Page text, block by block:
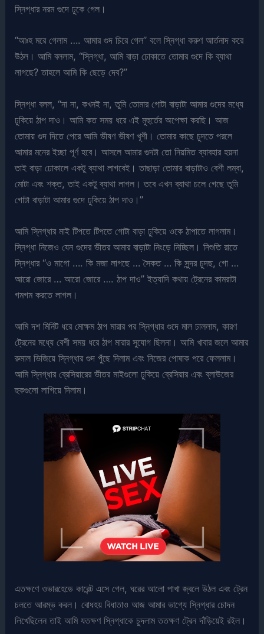
স্নিগ্ধার নরম গুদে ঢুকে গেল।
“আঃহ মরে গেলাম …. আমার গুদ চিরে গেল” বলে স্নিগ্ধা করুণ আর্তনাদ করে
উঠল। আমি বললাম, “স্নিগ্ধা, আমি বাড়া ঢোকাতে তোমার গুদে কি ব্যাথা
লাগছে? তাহলে আমি কি ছেড়ে দেব?”
স্নিগ্ধা বলল, “না না, কখনই না, তুমি তোমার গোটা বাড়াটা আমার গুদের মধ্যে
ঢুকিয়ে ঠাপ দাও। আমি কত সময় ধরে এই মুহুর্তের অপেক্ষা করছি। আজ
তোমায় গুদ দিতে পেরে আমি ভীষণ ভীষণ খূশী। তোমার কাছে চুদতে পরলে
আমার মনের ইচ্ছা পূর্ণ হবে। আসলে আমার গুদটা তো নিয়মিত ব্যাবহার হয়না
তাই বাড়া ঢোকালে একটু ব্যাথা লাগবেই। তাছাড়া তোমার বাড়াটাও বেশী লম্বা,
মোটা এবং শক্ত, তাই একটু ব্যাথা লাগল। তবে এখন ব্যাথা চলে গেছে তুমি
গোটা বাড়াটা আমার গুদে ঢুকিয়ে ঠাপ দাও।”
আমি স্নিগ্ধার মাই টিপতে টিপতে গোটা বাড়া ঢুকিয়ে ওকে ঠাপাতে লাগলাম।
স্নিগ্ধা নিজেও যেন গুদের ভীতর আমার বাড়াটা নিংড়ে নিচ্ছিল। নিশুতি রাতে
স্নিগ্ধার “ও মাগো …. কি মজা লাগছে … সৈকত … কি সুন্দর চুদছ, গো …
আরো জোরে … আরো জোরে …. ঠাপ দাও” ইত্যাদি কথায় ট্রেনের কামরাটা
গমগম করতে লাগল।
আমি দশ মিনিট ধরে মোক্ষম ঠাপ মারার পর স্নিগ্ধার গুদে মাল ঢাললাম, কারণ
ট্রেনের মধ্যে বেশী সময় ধরে ঠাপ মারার সুযোগ ছিলনা। আমি খাবার জলে আমার
রুমাল ভিজিয়ে স্নিগ্ধার গুদ পুঁছে দিলাম এবং নিজের পোষাক পরে ফেললাম।
আমি স্নিগ্ধার ব্রেসিয়ারের ভীতর মাইগুলো ঢুকিয়ে ব্রেসিয়ার এবং ব্লাউজের
হুকগুলো লাগিয়ে দিলাম।
এতক্ষণে ওভারহেডে কারেন্ট এসে গেল, ঘরের আলো পাখা জ্বলে উঠল এবং ট্রেন
চলতে আরম্ভ করল। বোধহয় বিধাতাও আজ আমার ভাগ্যে স্নিগ্ধার চোদন
লিখেছিলেন তাই আমি যতক্ষণ স্নিগ্ধাকে চুদলাম ততক্ষণ ট্রেন দাঁড়িয়েই রইল।